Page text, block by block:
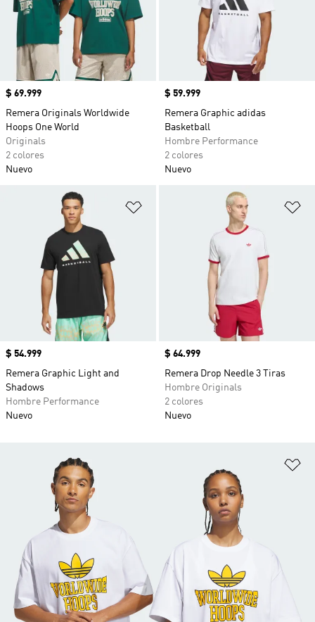
Precio
$ 69.999
Remera Originals Worldwide
Hoops One World
Originals
2 colores
Nuevo
Precio
$ 59.999
Remera Graphic adidas
Basketball
Hombre Performance
2 colores
Nuevo
Añadir a la lista de deseos
Precio
$ 54.999
Remera Graphic Light and
Shadows
Hombre Performance
Nuevo
Precio
$ 64.999
Remera Drop Needle 3 Tiras
Hombre Originals
2 colores
Nuevo